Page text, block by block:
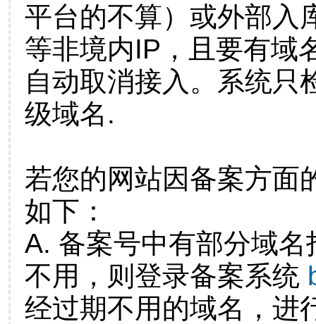
平台的不算）或外部入
等非境内IP，且要有域
自动取消接入。系统只
级域名.
若您的网站因备案方面
如下：
A. 备案号中有部分域
不用，则登录备案系统
经过期不用的域名，进